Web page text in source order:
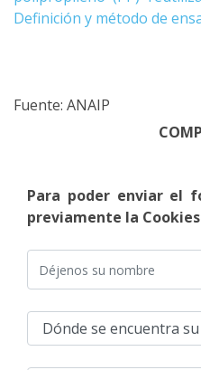
Definición y método de
Fuente: ANAIP
Para poder enviar el
previamente la